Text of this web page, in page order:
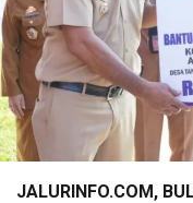
JALURINFO.COM,